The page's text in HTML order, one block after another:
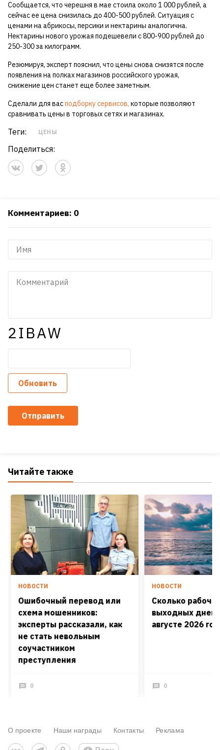
Сообщается, что черешня в мае стоила около 1 000 рублей, а
сейчас ее цена снизилась до 400-500 рублей. Ситуация с
ценами на абрикосы, персики и нектарины аналогична.
Нектарины нового урожая подешевели с 800-900 рублей до
250-300 за килограмм.
Резюмируя, эксперт пояснил, что цены снова снизятся после
появления на полках магазинов российского урожая,
снижение цен станет еще более заметным.
Сделали для васподборку сервисов, которые позволяют
сравнивать цены в торговых сетях и магазинах.
Теги: ЦЕНЫ
Поделиться:
Комментариев: 0
2IBAW
Обновить
Отправить
Читайте также
НОВОСТИ
Ошибочный перевод или
схема мошенников:
эксперты рассказали, как
не стать невольным
соучастником
преступления
0
НОВОСТИ
Сколько
выходных дней
августе 2026
0
О проекте Наши награды Контакты Реклама